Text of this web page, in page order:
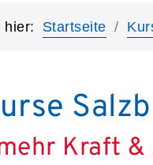
hier: Startseite
Kraft